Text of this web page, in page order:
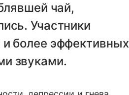
чай,
Участники
более эффективных
звуками.